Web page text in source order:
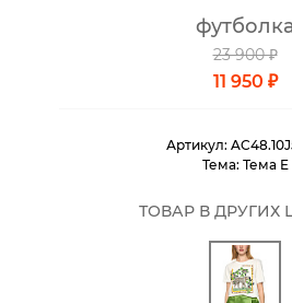
Самовывоз из наших магазинов
Самовывоз из пункта выдачи
23 900 ₽
11 950 ₽
Артикул:
Тема: Тема E
ТОВАР В ДРУГИХ